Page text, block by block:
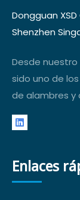
Dongguan
Shenzhen
Desde nuestro
sido uno de
de alambres y
Enlaces